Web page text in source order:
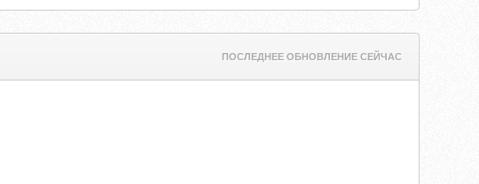
ПОСЛЕДНЕЕ ОБНОВЛЕНИЕ СЕЙЧАС